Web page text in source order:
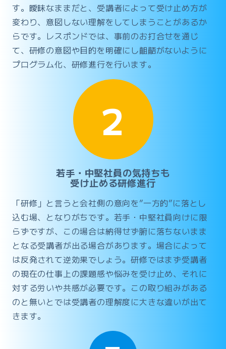
す。曖昧なままだと、受講者によって受け止め方が
変わり、意図しない理解をしてしまうことがあるか
らです。レスポンドでは、事前のお打合せを通じ
て、研修の意図や目的を明確にし齟齬がないように
プログラム化、研修進行を行います。
2
若手・中堅社員の気持ちも
受け止める研修進行
「研修」と言うと会社側の意向を”一方的”に落とし
込む場、となりがちです。若手・中堅社員向けに限
らずですが、この場合は納得せず腑に落ちないまま
となる受講者が出る場合があります。場合によって
は反発されて逆効果でしょう。研修ではまず受講者
の現在の仕事上の課題感や悩みを受け止め、それに
対する労いや共感が必要です。この取り組みがある
のと無いとでは受講者の理解度に大きな違いが出て
きます。